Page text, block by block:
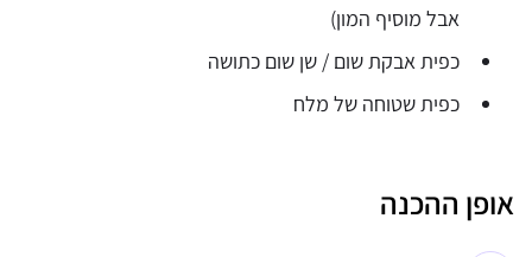
אבל מוסיף המון)
כפית אבקת שום / שן שום כתושה
כפית שטוחה של מלח
אופן ההכנה